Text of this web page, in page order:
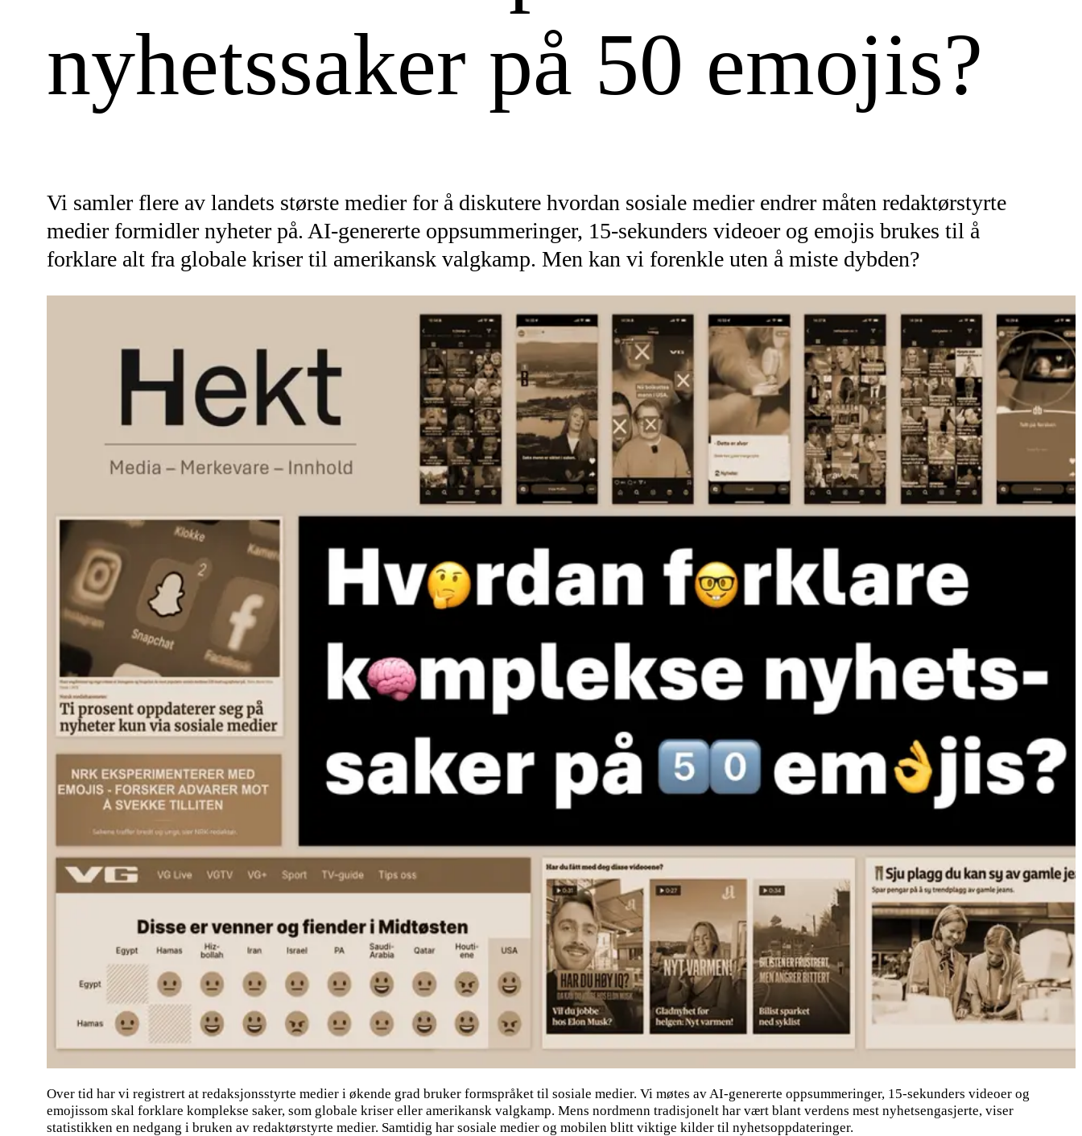
nyhetssaker på 50 emojis?
Vi samler flere av landets største medier for å diskutere hvordan sosiale medier endrer måten redaktørstyrte
medier formidler nyheter på. AI-genererte oppsummeringer, 15-sekunders videoer og emojis brukes til å
forklare alt fra globale kriser til amerikansk valgkamp. Men kan vi forenkle uten å miste dybden?
Over tid har vi registrert at redaksjonsstyrte medier i økende grad bruker formspråket til sosiale medier. Vi møtes av AI-genererte oppsummeringer, 15-sekunders videoer og
emojissom skal forklare komplekse saker, som globale kriser eller amerikansk valgkamp. Mens nordmenn tradisjonelt har vært blant verdens mest nyhetsengasjerte, viser
statistikken en nedgang i bruken av redaktørstyrte medier. Samtidig har sosiale medier og mobilen blitt viktige kilder til nyhetsoppdateringer.